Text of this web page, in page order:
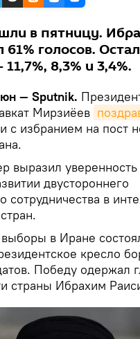
в пятницу.
61% голосов.
8,3% и 3,4%.
— Sputnik.
Мирзиёев
с избранием на пост
выразил уверенность
двустороннего
сотрудничества в
в Иране
кресло
Победу одержал
страны Ибрахим